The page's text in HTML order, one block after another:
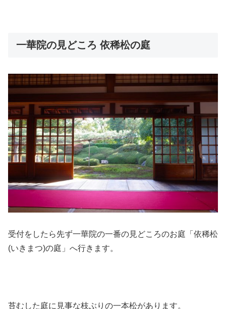
一華院の見どころ 依稀松の庭
受付をしたら先ず一華院の一番の見どころのお庭「依稀松
(いきまつ)の庭」へ行きます。
苔むした庭に見事な枝ぶりの一本松があります。